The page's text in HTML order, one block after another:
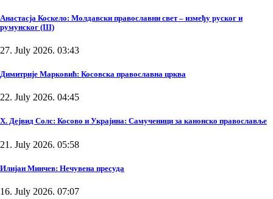
Анастасја Коскело: Молдавски православни свет – између руског и
румунског (III)
27. July 2026. 03:43
Димитрије Марковић: Косовска православна црква
22. July 2026. 04:45
Х. Дејвид Солс: Косово и Украјина: Самученици за канонско православље
21. July 2026. 05:58
Илијан Минчев: Нечувена пресуда
16. July 2026. 07:07